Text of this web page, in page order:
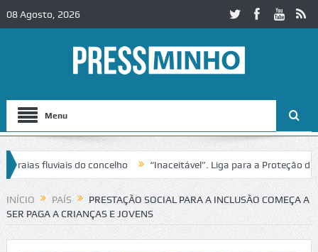
08 Agosto, 2026
Menu
fluviais do concelho “Inaceitável”. Liga para a Proteção da
trânsito no IC2 em Alcobaça Igreja do Castelo de Cerveira
INÍCIO PAÍS
PRESTAÇÃO SOCIAL PARA A INCLUSÃO COMEÇA A
SER PAGA A CRIANÇAS E JOVENS